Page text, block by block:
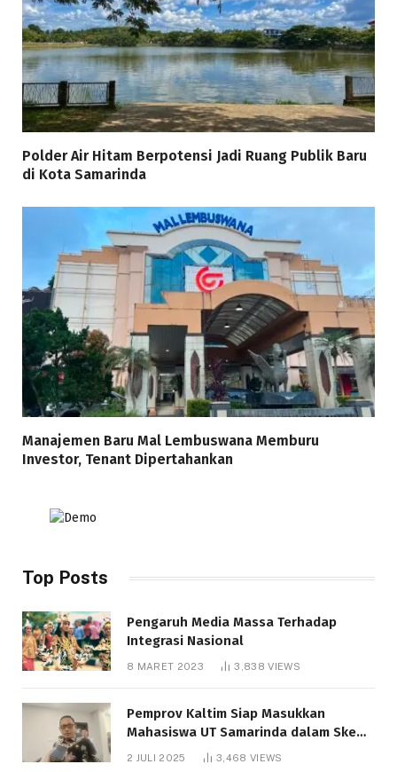
Polder Air Hitam Berpotensi Jadi Ruang Publik Baru
di Kota Samarinda
Manajemen Baru Mal Lembuswana Memburu
Investor, Tenant Dipertahankan
Top Posts
Pengaruh Media Massa Terhadap
Integrasi Nasional
8 MARET 2023 3,838VIEWS
Pemprov Kaltim Siap Masukkan
Mahasiswa UT Samarinda dalam Skema
Bantuan Pendidikan Gratispol
2 JULI 2025 3,468 VIEWS